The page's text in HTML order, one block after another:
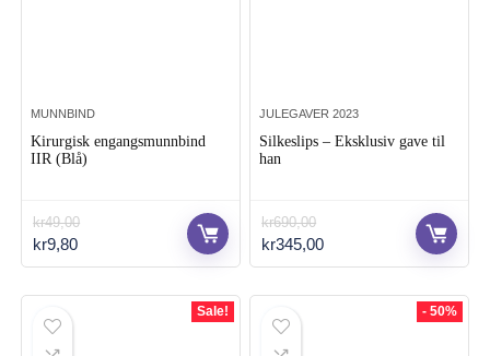
MUNNBIND
Kirurgisk engangsmunnbind
IIR (Blå)
kr49,00
Opprinnelig
pris
kr9,80Nåværende
pris
JULEGAVER 2023
Silkeslips – Eksklusiv gave til
han
kr690,00
Opprinnelig
pris
kr345,00Nåværende
pris
Sale! - 50%